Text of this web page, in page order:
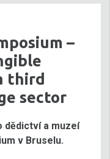
–
third
sector
dědictví a muzeí
v Bruselu.